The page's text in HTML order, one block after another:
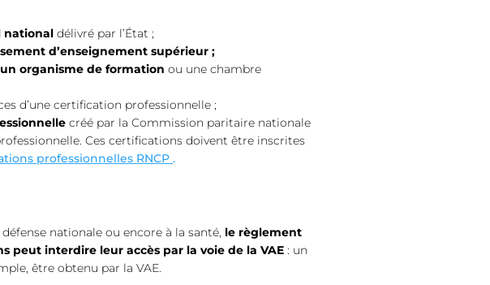
national délivré par l’État ;
d’enseignement supérieur ;
organisme de formation ou une chambre
d’une certification professionnelle ;
créé par la Commission paritaire nationale
Ces certifications doivent être inscrites
professionnelles RNCP .
nationale ou encore à la santé, le règlement
peut interdire leur accès par la voie de la VAE : un
être obtenu par la VAE.